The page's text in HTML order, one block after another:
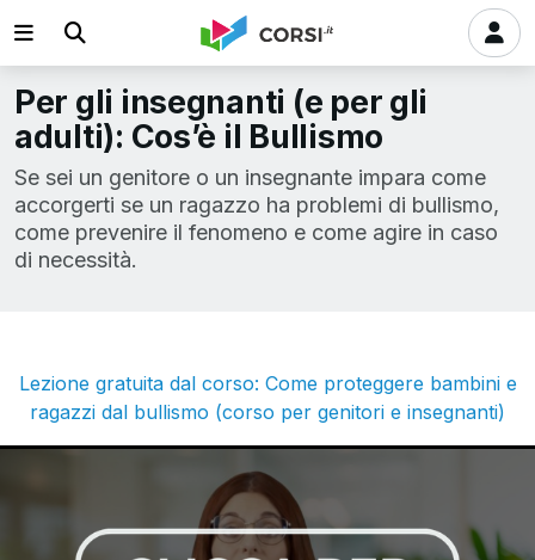
Per gli insegnanti (e per gli
adulti): Cos’è il Bullismo
Se sei un genitore o un insegnante impara come
accorgerti se un ragazzo ha problemi di bullismo,
come prevenire il fenomeno e come agire in caso
di necessità.
Lezione gratuita dal corso: Come proteggere bambini e
ragazzi dal bullismo (corso per genitori e insegnanti)